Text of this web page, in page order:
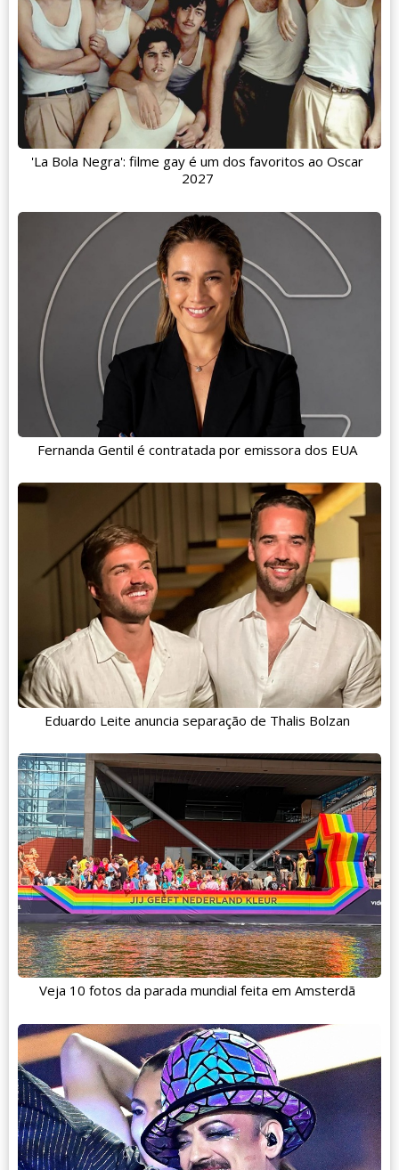
'La Bola Negra': filme gay é um dos favoritos ao Oscar
2027
Fernanda Gentil é contratada por emissora dos EUA
Eduardo Leite anuncia separação de Thalis Bolzan
Veja 10 fotos da parada mundial feita em Amsterdã